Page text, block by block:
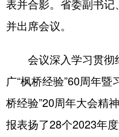
表并合影。省委副书
并出席会议。
会议深入学习贯彻
广“枫桥经验”60周年
桥经验”20周年大会精
报表扬了28个2023年